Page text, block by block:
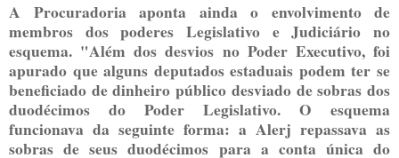
A Procuradoria aponta ainda o envolvimento de
membros dos poderes Legislativo e Judiciário no
esquema. "Além dos desvios no Poder Executivo, foi
apurado que alguns deputados estaduais podem ter se
beneficiado de dinheiro público desviado de sobras dos
duodécimos do Poder Legislativo. O esquema
funcionava da seguinte forma: a Alerj repassava as
sobras de seus duodécimos para a conta única do